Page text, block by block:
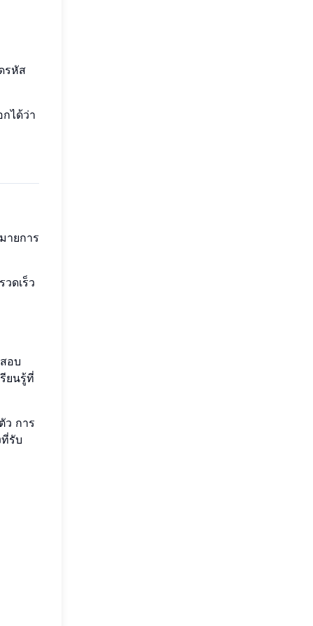
รหัส
ได้ว่า
ายการ
ดเร็ว
อบ
ยนรู้ที่
ว การ
รับ